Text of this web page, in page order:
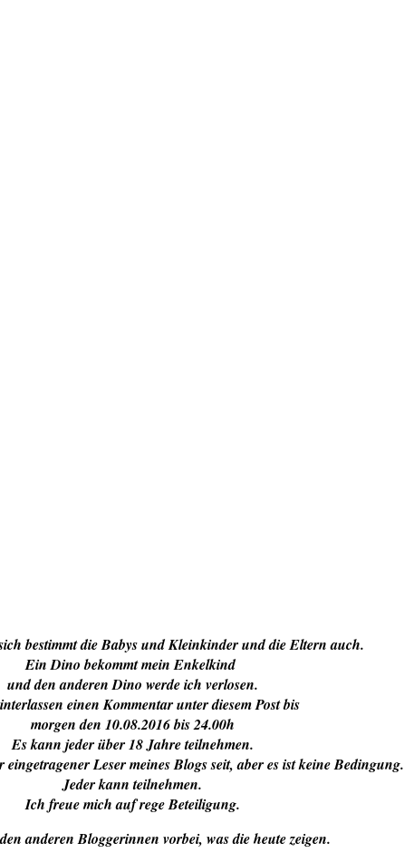
bestimmt die Babys und Kleinkinder und die Eltern auch.
Ein Dino bekommt mein Enkelkind
und den anderen Dino werde ich verlosen.
einen Kommentar unter diesem Post bis
morgen den 10.08.2016 bis 24.00h
Es kann jeder über 18 Jahre teilnehmen.
Leser meines Blogs seit, aber es ist keine Bedingung.
Jeder kann teilnehmen.
Ich freue mich auf rege Beteiligung.
anderen Bloggerinnen vorbei, was die heute zeigen.